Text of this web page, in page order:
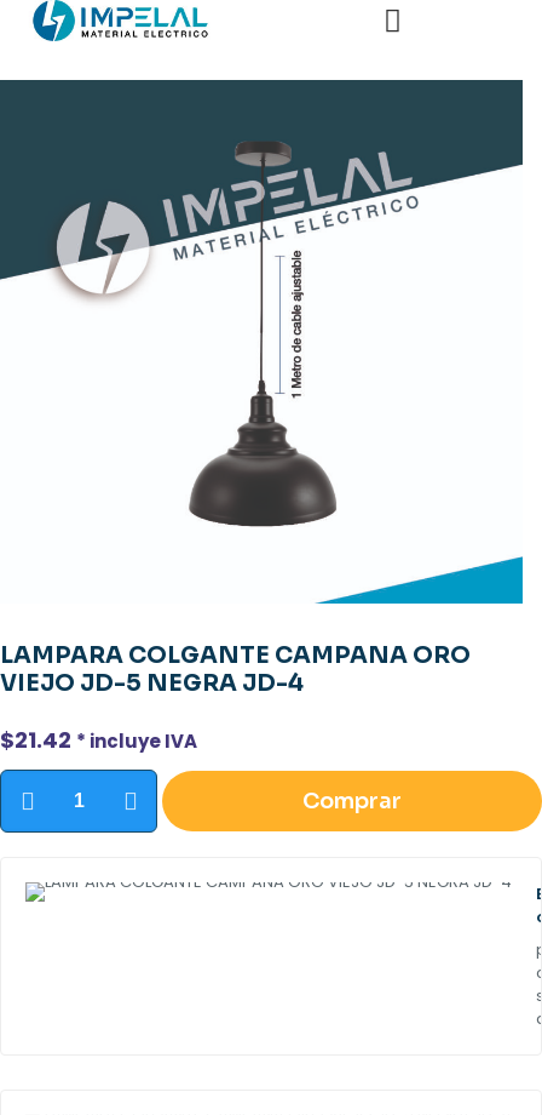
LAMPARA COLGANTE CAMPANA ORO
VIEJO JD-5 NEGRA JD-4
$21.42 * incluye IVA
LAMPARA
COLGANTE
CAMPANA
JD-
Comprar